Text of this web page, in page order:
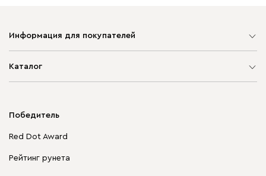
Информация для покупателей
Каталог
Корпусная мебель
Столы и стулья
Победитель
Red Dot Award
Рейтинг рунета